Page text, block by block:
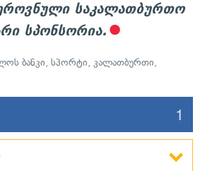
საკალათბურთო
სპონსორია.
ბანკი, სპორტი, კალათბურთი,
1